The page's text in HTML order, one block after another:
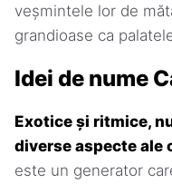
veșmintele lor de
grandioase ca
Idei de nume
Exotice și ritmice,
diverse aspecte ale
este un generator